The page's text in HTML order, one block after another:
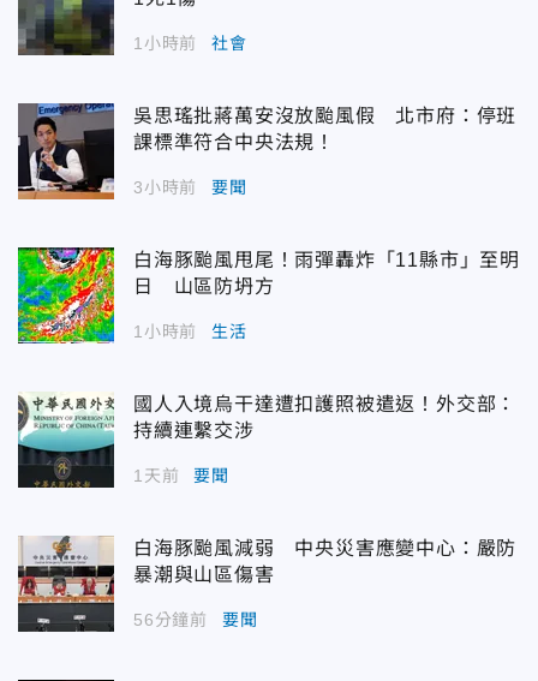
1小時前 社會
吳思瑤批蔣萬安沒放颱風假 北市府：停班
課標準符合中央法規！
3小時前 要聞
白海豚颱風甩尾！雨彈轟炸「11縣市」至明
日 山區防坍方
1小時前 生活
國人入境烏干達遭扣護照被遣返！外交部：
持續連繫交涉
1天前 要聞
白海豚颱風減弱 中央災害應變中心：嚴防
暴潮與山區傷害
56分鐘前 要聞